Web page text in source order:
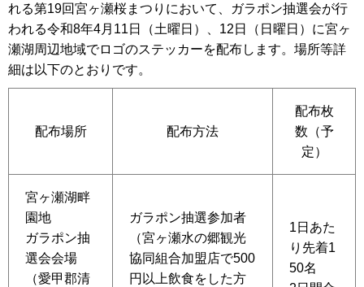
れる第19回宮ヶ瀬桜まつりにおいて、ガラポン抽選会が行
われる令和8年4月11日（土曜日）、12日（日曜日）に宮ヶ
瀬湖周辺地域でロゴのステッカーを配布します。場所等詳
細は以下のとおりです。
配布場所 配布方法
配布枚
数（予
定）
宮ヶ瀬湖畔
園地
ガラポン抽
選会会場
（愛甲郡清
ガラポン抽選参加者
（宮ヶ瀬水の郷観光
協同組合加盟店で500
円以上飲食をした方
1日あた
り先着1
50名